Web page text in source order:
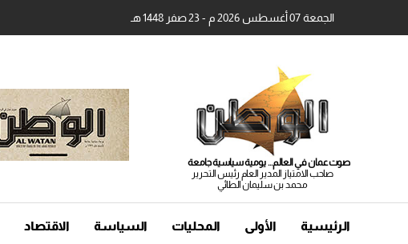
الجمعة 07 أغسطس 2026 م - 23 صفر 1448 هـ
صوت عمان في العالم... يومية سياسية جامعة
صاحب الامتياز المدير العام رئيس التحرير
محمد بن سليمان الطائي
الرئيسية الأولى المحليات السياسة الاقتصاد